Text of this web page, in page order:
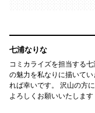
七浦なりな
コミカライズを担当する
の魅力を私なりに描いて
れば幸いです。 沢山の方
よろしくお願いいたします